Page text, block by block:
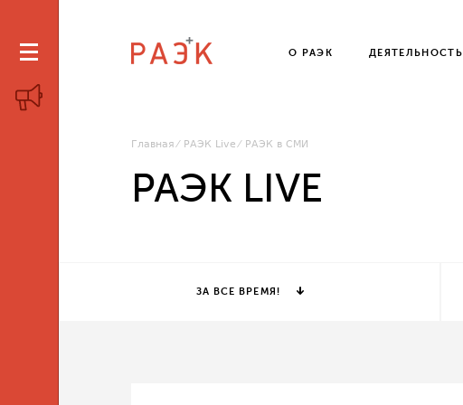
О РАЭК ДЕЯТЕЛЬНОСТЬ
Главная РАЭК Live РАЭК в СМИ
РАЭК LIVE
ЗА ВСЕ ВРЕМЯ!